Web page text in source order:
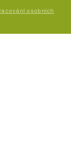
osobních